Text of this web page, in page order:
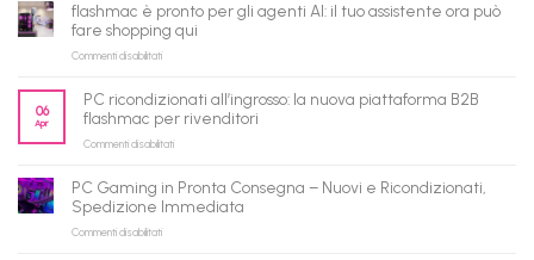
flashmac è pronto per gli agenti AI: il tuo assistente ora può
fare shopping qui
Commenti disabilitatisu
pronto
per
gli
il
tuo
assistente
06
Apr
PC ricondizionati all’ingrosso: la nuova piattaforma B2B
flashmac per rivenditori
Commenti disabilitatisu
all’ingrosso:
la
PC Gaming in Pronta Consegna – Nuovi e Ricondizionati,
Spedizione Immediata
Commenti disabilitatisu